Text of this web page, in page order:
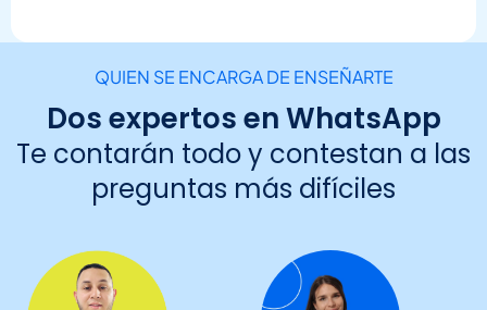
QUIEN SE ENCARGA DE ENSEÑARTE
Dos expertos en WhatsApp
Te contarán todo y contestan a las
preguntas más difíciles